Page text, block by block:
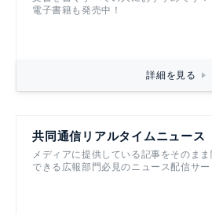
電子書籍も発売中！
詳細を見る
共同通信リアルタイムニュース
メディアに提供している記事をそのまま
できる広報部門必見のニュース配信サー